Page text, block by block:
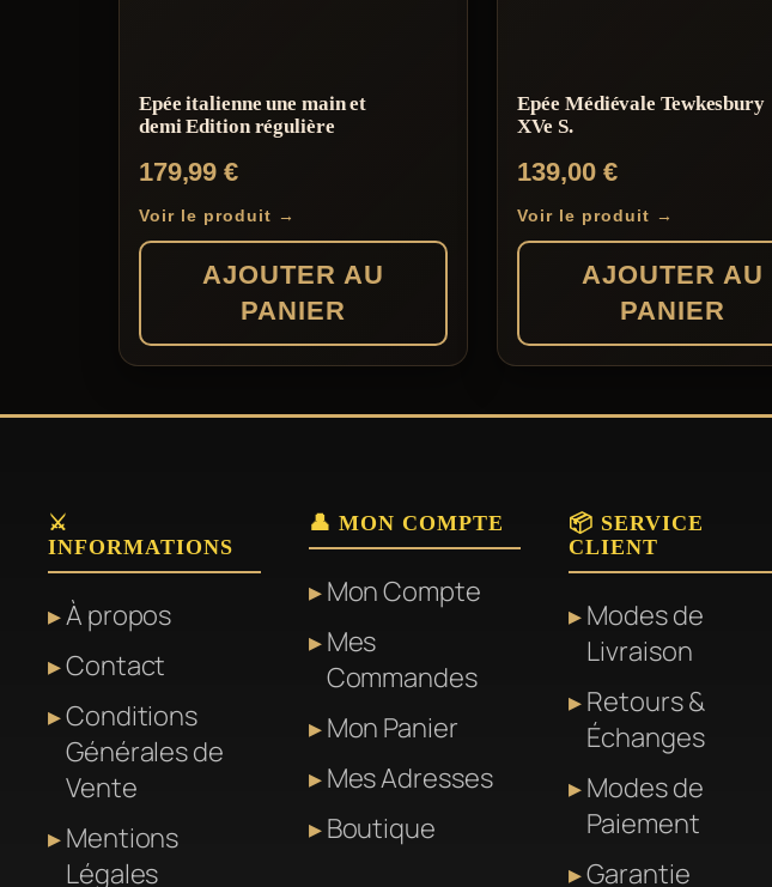
Epée italienne une main et
demi Edition régulière
179,99€
Voir le produit →
AJOUTER AU
PANIER
Epée Médiévale Tewkesbury
XVe S.
139,00 €
Voir le produit →
AJOUTER AU
PANIER
⚔️
INFORMATIONS
À propos
Contact
Conditions
Générales de
Vente
Mentions
Légales
👤 MON COMPTE
Mon Compte
Mes
Commandes
Mon Panier
Mes Adresses
Boutique
📦 SERVICE
CLIENT
Modes de
Livraison
Retours &
Échanges
Modes de
Paiement
Garantie